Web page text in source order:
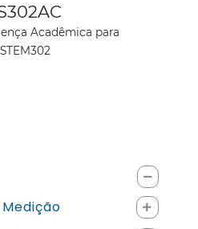
produto
Acadêmica para